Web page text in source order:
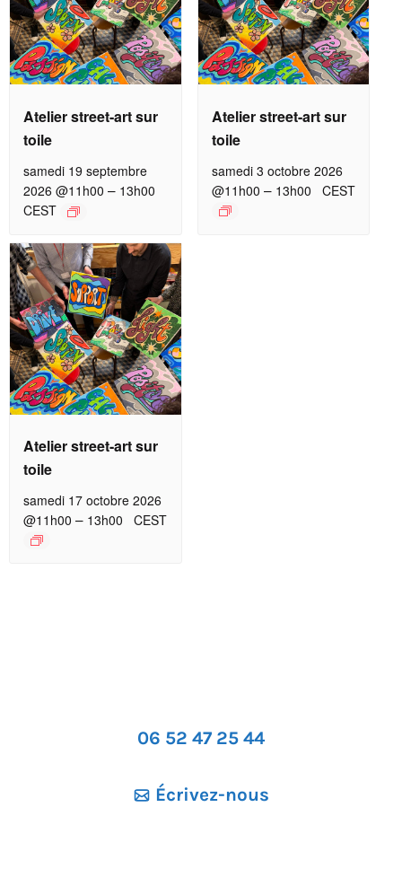
Atelier street-art sur
toile
samedi 19 septembre
2026 @11h00 – 13h00
CEST
Atelier street-art sur
toile
samedi 3 octobre 2026
@11h00 – 13h00 CEST
Atelier street-art sur
toile
samedi 17 octobre 2026
@11h00 – 13h00 CEST
06 52 47 25 44
Écrivez-nous